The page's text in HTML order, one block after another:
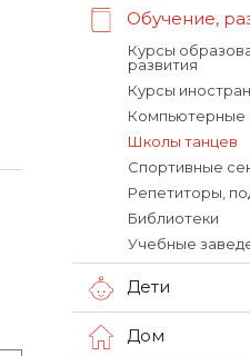
Обучение,
Курсы
развития
Курсы
Компьютерные
Школы танцев
Спортивные
Репетиторы,
Библиотеки
Учебные
Дети
Дом